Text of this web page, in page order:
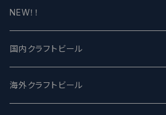
NEW！！
国内クラフトビール
UCHU BREWING -うちゅうブルーイング
海外クラフトビール